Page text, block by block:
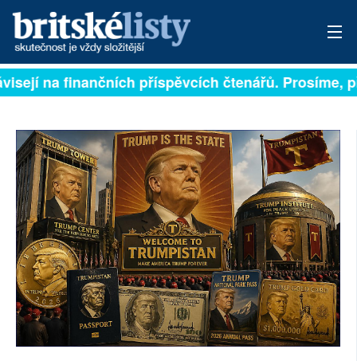
PŘIHLÁSIT
ARCHIV
ROZHOVORY
TÉMATA
NEJČTENĚJŠÍ ZA 7 DNÍ
AUTOŘI
PŘÍSPĚVKY NA PROVOZ
na finančních příspěvcích čtenářů. Prosíme,